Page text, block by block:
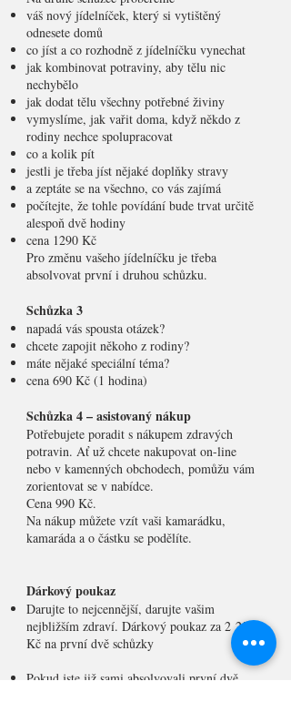
váš nový jídelníček, který si vytištěný
odnesete domů
co jíst a co rozhodně z jídelníčku vynechat
jak kombinovat potraviny, aby tělu nic
nechybělo
jak dodat tělu všechny potřebné živiny
vymyslíme, jak vařit doma, když někdo z
rodiny nechce spolupracovat
co a kolik pít
jestli je třeba jíst nějaké doplňky stravy
a zeptáte se na všechno, co vás zajímá
počítejte, že tohle povídání bude trvat určitě
alespoň dvě hodiny
cena 1290 Kč
Pro změnu vašeho jídelníčku je třeba
absolvovat první i druhou schůzku.
Schůzka 3
napadá vás spousta otázek?
chcete zapojit někoho z rodiny?
máte nějaké speciální téma?
cena 690 Kč (1 hodina)
Schůzka 4 – asistovaný nákup
Potřebujete poradit s nákupem zdravých
potravin. Ať už chcete nakupovat on-line
nebo v kamenných obchodech, pomůžu vám
zorientovat se v nabídce.
Cena 990 Kč.
Na nákup můžete vzít vaši kamarádku,
kamaráda a o částku se podělíte.
Dárkový poukaz
Darujte to nejcennější, darujte vašim
nejbližším zdraví. Dárkový poukaz za 2 250
Kč na první dvě schůzky
Pokud jste již sami absolvovali první dvě